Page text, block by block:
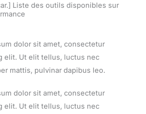
Liste des outils disponibles sur
dolor sit amet, consectetur
elit. Ut elit tellus, luctus nec
mattis, pulvinar dapibus leo.
dolor sit amet, consectetur
elit. Ut elit tellus, luctus nec